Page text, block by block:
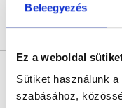
Beleegyezés
Ez a weboldal
Sütiket használunk
szabásához,
Árlista